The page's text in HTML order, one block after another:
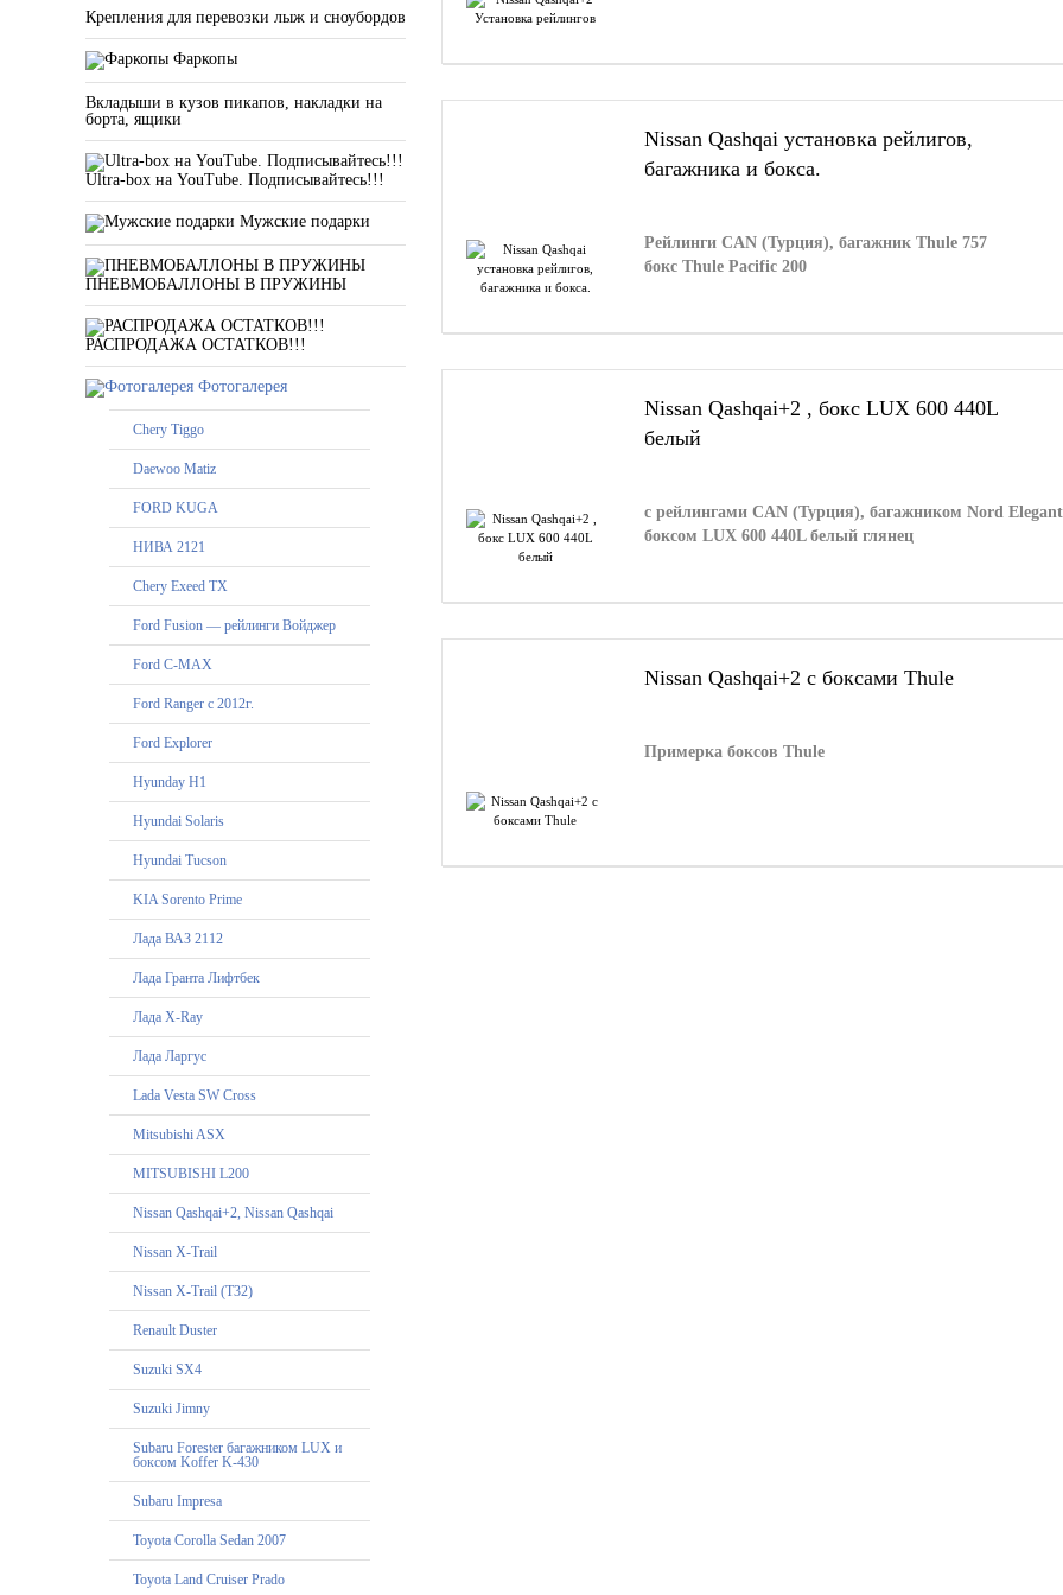
Крепления для перевозки лыж и сноубордов
Фаркопы
Вкладыши в кузов пикапов, накладки на
борта, ящики
Ultra-box на YouTube. Подписывайтесь!!!
Мужские подарки
ПНЕВМОБАЛЛОНЫ В ПРУЖИНЫ
РАСПРОДАЖА ОСТАТКОВ!!!
Фотогалерея
Chery Tiggo
Daewoo Matiz
FORD KUGA
НИВА 2121
Chery Exeed TX
Ford Fusion — рейлинги Войджер
Ford C-MAX
Ford Ranger с 2012г.
Ford Explorer
Hyunday H1
Hyundai Solaris
Hyundai Tucson
KIA Sorento Prime
Лада ВАЗ 2112
Лада Гранта Лифтбек
Лада X-Ray
Лада Ларгус
Lada Vesta SW Cross
Mitsubishi ASX
MITSUBISHI L200
Nissan Qashqai+2, Nissan Qashqai
Nissan X-Trail
Nissan X-Trail (T32)
Renault Duster
Suzuki SX4
Suzuki Jimny
Subaru Forester багажником LUX и
боксом Koffer K-430
Subaru Impresa
Toyota Corolla Sedan 2007
Toyota Land Cruiser Prado
Nissan Qashqai установка рейлигов,
багажника и бокса.
Рейлинги CAN (Турция), багажник Thule 757
бокс Thule Pacific 200
Nissan Qashqai+2 , бокс LUX 600 440L
белый
c рейлингами CAN (Турция), багажником Nord
боксом LUX 600 440L белый глянец
Nissan Qashqai+2 c боксами Thule
Примерка боксов Thule